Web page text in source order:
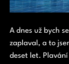
A dnes už bych
zaplaval, a to
deset let.